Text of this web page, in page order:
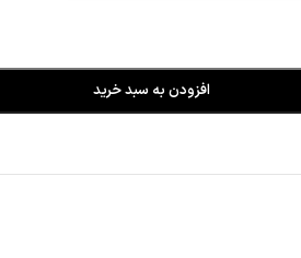
افزودن به سبد خرید